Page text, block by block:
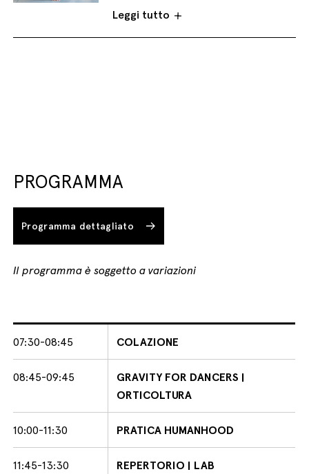
Leggi tutto
PROGRAMMA
Programma dettagliato
Il programma è soggetto a variazioni
07:30-08:45 COLAZIONE
08:45-09:45
GRAVITY FOR DANCERS |
ORTICOLTURA
10:00-11:30 PRATICA HUMANHOOD
11:45-13:30 REPERTORIO | LAB